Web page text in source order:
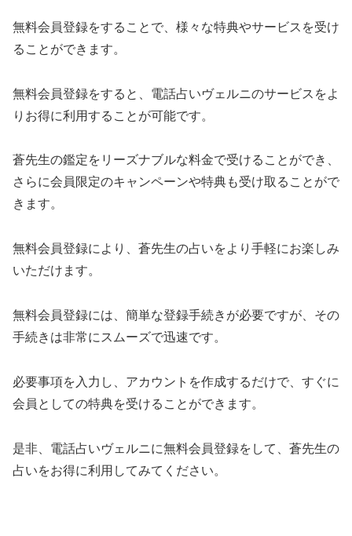
無料会員登録をすることで、様々な特典やサービスを受け
ることができます。
無料会員登録をすると、電話占いヴェルニのサービスをよ
りお得に利用することが可能です。
蒼先生の鑑定をリーズナブルな料金で受けることができ、
さらに会員限定のキャンペーンや特典も受け取ることがで
きます。
無料会員登録により、蒼先生の占いをより手軽にお楽しみ
いただけます。
無料会員登録には、簡単な登録手続きが必要ですが、その
手続きは非常にスムーズで迅速です。
必要事項を入力し、アカウントを作成するだけで、すぐに
会員としての特典を受けることができます。
是非、電話占いヴェルニに無料会員登録をして、蒼先生の
占いをお得に利用してみてください。